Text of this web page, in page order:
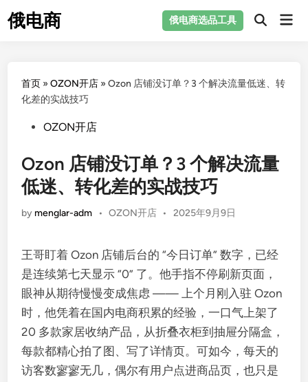
to俄电商 俄电商选品工具
首页 »OZON开店 »Ozon 店铺没订单？3 个解决流量低迷、转
化差的实战技巧
PostedOZON开店
Ozon 店铺没订单？3 个解决流量
低迷、转化差的实战技巧
by menglar-adm • Posted
OZON开店 • 2025年9月9日
王哥盯着 Ozon 店铺后台的 “今日订单” 数字，已经
是连续第七天显示 “0” 了。他手指不停刷新页面，
眼神从期待慢慢变成焦虑 —— 上个月刚入驻 Ozon
时，他凭着在国内电商积累的经验，一口气上架了
20 多款家居收纳产品，从折叠衣柜到抽屉分隔盒，
每款都精心拍了图、写了详情页。可如今，每天的
访客数寥寥无几，偶尔有用户点进商品页，也只是